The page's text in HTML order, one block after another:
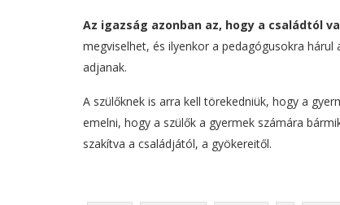
Az igazság azonban az, hogy a családtól
megviselhet, és ilyenkor a pedagógusokra
adjanak.
A szülőknek is arra kell törekedniük, hogy a
emelni, hogy a szülők a gyermek számára
szakítva a családjától, a gyökereitől.